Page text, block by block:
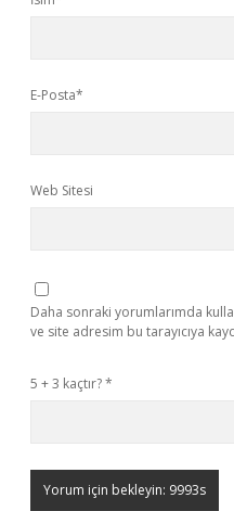
E-Posta*
Web Sitesi
Daha sonraki yorumlarımda
ve site adresim bu tarayıcıya
5 + 3 kaçtır?*